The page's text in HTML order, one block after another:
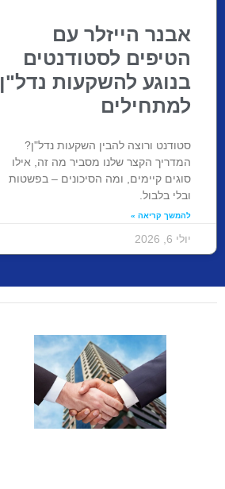
אבנר הייזלר עם
הטיפים לסטודנטים
בנוגע להשקעות נדל"ן
למתחילים
סטודנט ורוצה להבין השקעות נדל"ן?
המדריך הקצר שלנו מסביר מה זה, אילו
סוגים קיימים, ומה הסיכונים – בפשטות
ובלי בלבול.
להמשך קריאה »
יולי 6, 2026